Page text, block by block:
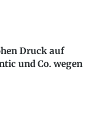
Druck auf
und Co. wegen